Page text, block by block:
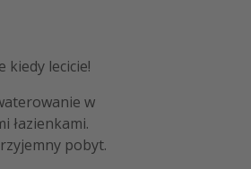
kiedy lecicie!
w
łazienkami.
pobyt.